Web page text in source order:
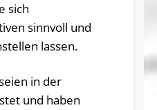
sich
sinnvoll und
lassen.
in der
und haben